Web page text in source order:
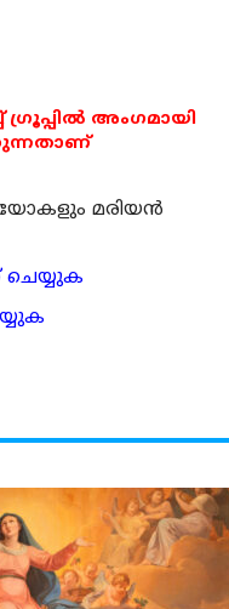
ഗ്രൂപ്പിൽ അംഗമായി
മരിയന്‍
ചെയ്യുക